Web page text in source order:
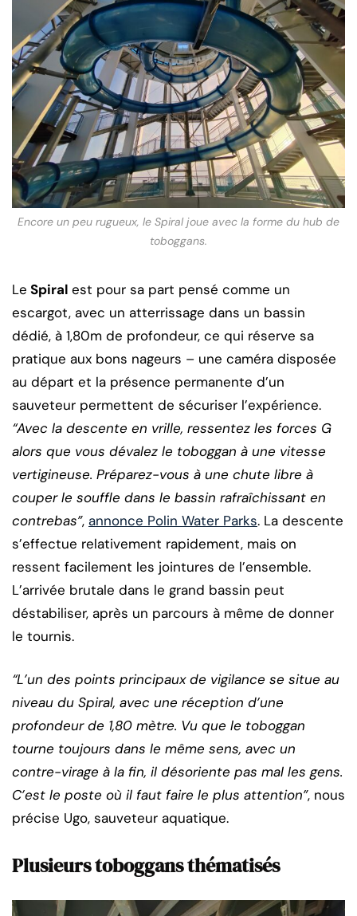
Encore un peu rugueux, le Spiral joue avec la forme du hub de
toboggans.
Le Spiral est pour sa part pensé comme un
escargot, avec un atterrissage dans un bassin
dédié, à 1,80m de profondeur, ce qui réserve sa
pratique aux bons nageurs – une caméra disposée
au départ et la présence permanente d’un
sauveteur permettent de sécuriser l’expérience.
“Avec la descente en vrille, ressentez les forces G
alors que vous dévalez le toboggan à une vitesse
vertigineuse. Préparez-vous à une chute libre à
couper le souffle dans le bassin rafraîchissant en
contrebas”, annonce Polin Water Parks. La descente
s’effectue relativement rapidement, mais on
ressent facilement les jointures de l’ensemble.
L’arrivée brutale dans le grand bassin peut
déstabiliser, après un parcours à même de donner
le tournis.
“L’un des points principaux de vigilance se situe au
niveau du Spiral, avec une réception d’une
profondeur de 1,80 mètre. Vu que le toboggan
tourne toujours dans le même sens, avec un
contre-virage à la fin, il désoriente pas mal les gens.
C’est le poste où il faut faire le plus attention”, nous
précise Ugo, sauveteur aquatique.
Plusieurs toboggans thématisés